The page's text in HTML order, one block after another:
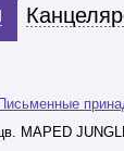
Письменные
MAPED